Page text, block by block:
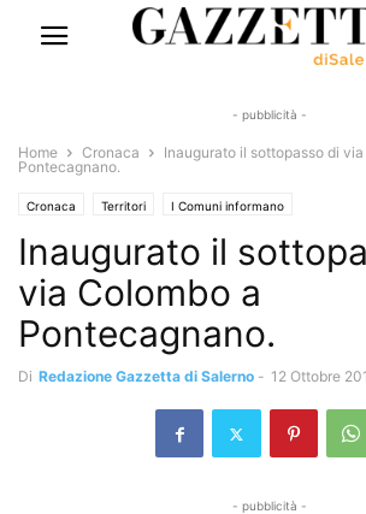
- pubblicità -
Home Cronaca
Inaugurato il sottopasso di
Pontecagnano.
Cronaca Territori I Comuni informano
Inaugurato il
via Colombo a
Pontecagnano.
Di Redazione Gazzetta di Salerno - 12 Ottobre
- pubblicità -